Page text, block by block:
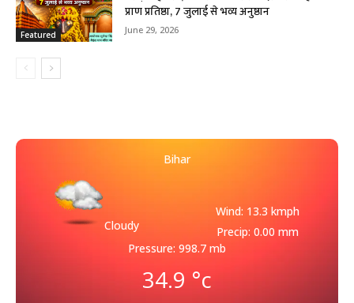
Featured
प्राण प्रतिष्ठा, 7 जुलाई से भव्य अनुष्ठान
June 29, 2026
Bihar
Cloudy
Wind: 13.3 kmph
Precip: 0.00 mm
Pressure: 998.7 mb
34.9 °c